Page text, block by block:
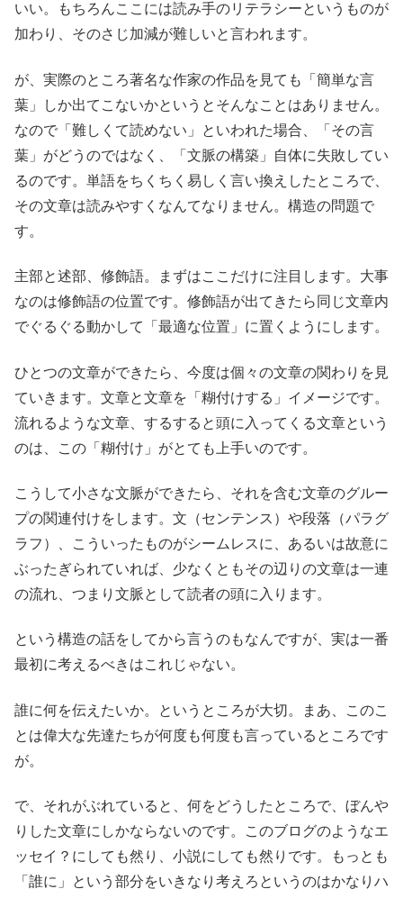
いい。もちろんここには読み手のリテラシーというものが
加わり、そのさじ加減が難しいと言われます。
が、実際のところ著名な作家の作品を見ても「簡単な言
葉」しか出てこないかというとそんなことはありません。
なので「難しくて読めない」といわれた場合、「その言
葉」がどうのではなく、「文脈の構築」自体に失敗してい
るのです。単語をちくちく易しく言い換えしたところで、
その文章は読みやすくなんてなりません。構造の問題で
す。
主部と述部、修飾語。まずはここだけに注目します。大事
なのは修飾語の位置です。修飾語が出てきたら同じ文章内
でぐるぐる動かして「最適な位置」に置くようにします。
ひとつの文章ができたら、今度は個々の文章の関わりを見
ていきます。文章と文章を「糊付けする」イメージです。
流れるような文章、するすると頭に入ってくる文章という
のは、この「糊付け」がとても上手いのです。
こうして小さな文脈ができたら、それを含む文章のグルー
プの関連付けをします。文（センテンス）や段落（パラグ
ラフ）、こういったものがシームレスに、あるいは故意に
ぶったぎられていれば、少なくともその辺りの文章は一連
の流れ、つまり文脈として読者の頭に入ります。
という構造の話をしてから言うのもなんですが、実は一番
最初に考えるべきはこれじゃない。
誰に何を伝えたいか。というところが大切。まあ、このこ
とは偉大な先達たちが何度も何度も言っているところです
が。
で、それがぶれていると、何をどうしたところで、ぼんや
りした文章にしかならないのです。このブログのようなエ
ッセイ？にしても然り、小説にしても然りです。もっとも
「誰に」という部分をいきなり考えろというのはかなりハ